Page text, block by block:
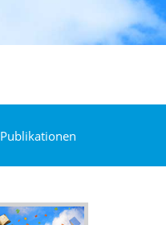
Publikationen